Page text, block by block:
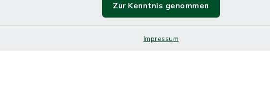
Zur Kenntnis genommen
Impressum
Online-Terminvereinbarung
keinen zeitnahen Termin? Rufen Sie uns gerne unter der